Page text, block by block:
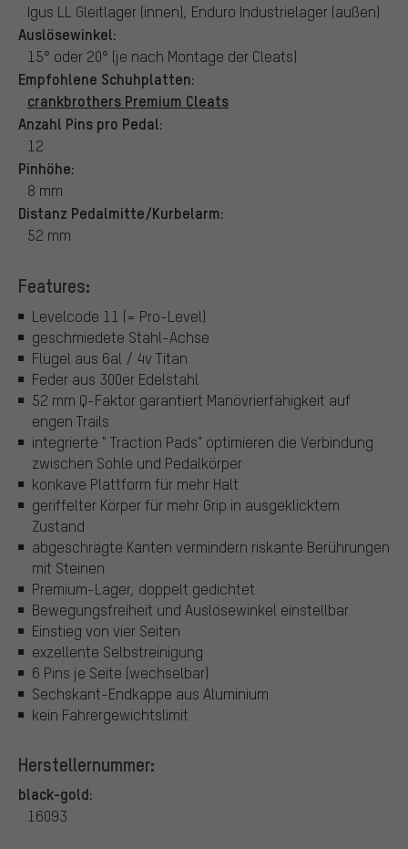
Igus LL Gleitlager (innen), Enduro Industrielager (außen)
Auslösewinkel:
15° oder 20° (je nach Montage der Cleats)
Empfohlene Schuhplatten:
crankbrothers Premium Cleats
Anzahl Pins pro Pedal:
12
Pinhöhe:
8 mm
Distanz Pedalmitte/Kurbelarm:
52 mm
Features:
Levelcode 11 (= Pro-Level)
geschmiedete Stahl-Achse
Flügel aus 6al / 4v Titan
Feder aus 300er Edelstahl
52 mm Q-Faktor garantiert Manövrierfähigkeit auf
engen Trails
integrierte " Traction Pads" optimieren die Verbindung
zwischen Sohle und Pedalkörper
konkave Plattform für mehr Halt
geriffelter Körper für mehr Grip in ausgeklicktem
Zustand
abgeschrägte Kanten vermindern riskante Berührungen
mit Steinen
Premium-Lager, doppelt gedichtet
Bewegungsfreiheit und Auslösewinkel einstellbar
Einstieg von vier Seiten
exzellente Selbstreinigung
6 Pins je Seite (wechselbar)
Sechskant-Endkappe aus Aluminium
kein Fahrergewichtslimit
Herstellernummer:
black-gold:
16093